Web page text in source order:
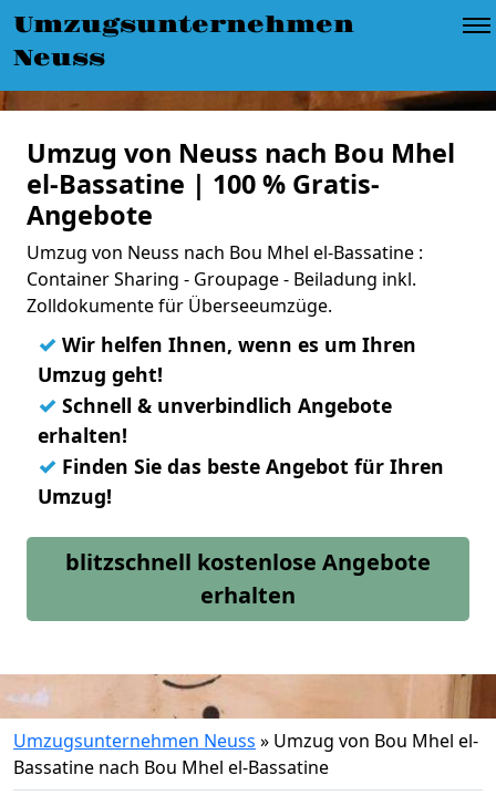
Umzugsunternehmen
Neuss
Umzug von Neuss nach Bou Mhel
el-Bassatine | 100 % Gratis-
Angebote
Umzug von Neuss nach Bou Mhel el-Bassatine :
Container Sharing - Groupage - Beiladung inkl.
Zolldokumente für Überseeumzüge.
✓ Wir helfen Ihnen, wenn es um Ihren
Umzug geht!
✓ Schnell & unverbindlich Angebote
erhalten!
✓ Finden Sie das beste Angebot für Ihren
Umzug!
blitzschnell kostenlose Angebote
erhalten
Umzugsunternehmen Neuss » Umzug von Bou Mhel el-
Bassatine nach Bou Mhel el-Bassatine